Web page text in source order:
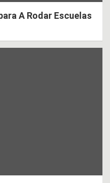
A Rodar Escuelas